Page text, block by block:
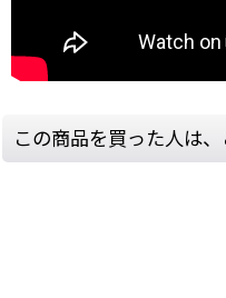
この商品を買った人は